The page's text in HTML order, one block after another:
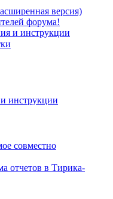
версия)
форума!
и инструкции
инструкции
совместно
отчетов в Тирика-